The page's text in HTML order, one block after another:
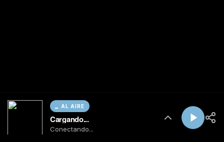
AL AIRE
Cargando...
Conectando...